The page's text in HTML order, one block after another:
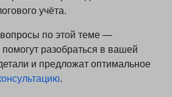
учёта.
вопросы по этой теме —
разобраться в вашей
и предложат оптимальное
.